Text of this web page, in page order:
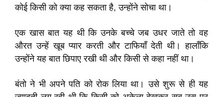
कोई किसी को क्या कह सकता है, उन्होंने सोचा था।
एक खास बात यह थी कि उनके बच्चे जब उधर जाते तो वह
औरत उन्हें खूब प्यार करती और टाफियाँ देती थी। हालाँकि
उन्होंने यह बात छिपाए रखी थी और किसी से कहा नहीं था।
बंतो ने भी अपने पति को रोक लिया था। उसे शुरू से ही यह